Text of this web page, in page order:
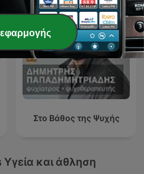
Στο Βάθος της Ψυχής
και άθληση